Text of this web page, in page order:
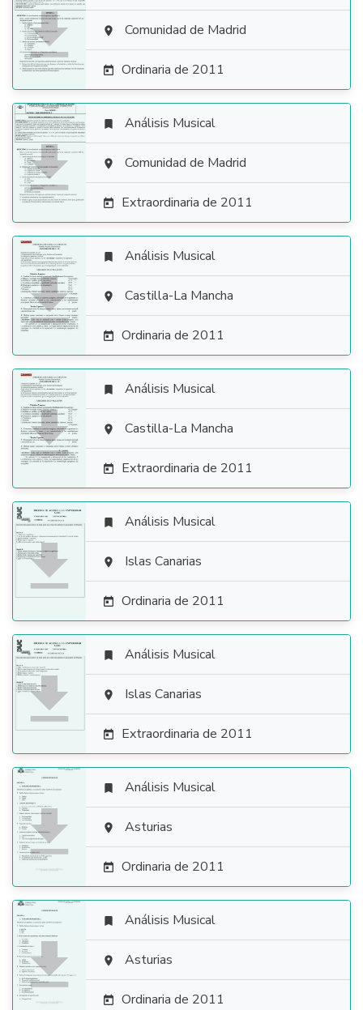
  Comunidad de Madrid
 Ordinaria de 2011

 Análisis Musical
 Comunidad de Madrid
 Extraordinaria de 2011

 Análisis Musical
 Castilla-La Mancha
 Ordinaria de 2011

 Análisis Musical
 Castilla-La Mancha
 Extraordinaria de 2011

 Análisis Musical
 Islas Canarias
 Ordinaria de 2011

 Análisis Musical
 Islas Canarias
 Extraordinaria de 2011

 Análisis Musical
 Asturias
 Ordinaria de 2011

 Análisis Musical
 Asturias
 Ordinaria de 2011